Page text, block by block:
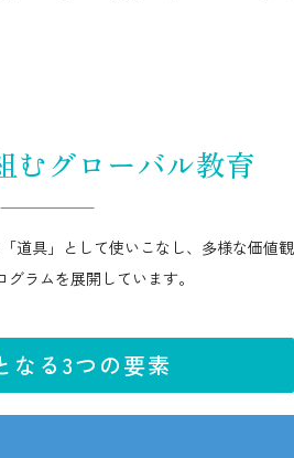
むグローバル教育
道具」として使いこなし、多様な価値観
ラムを展開しています。
なる3つの要素